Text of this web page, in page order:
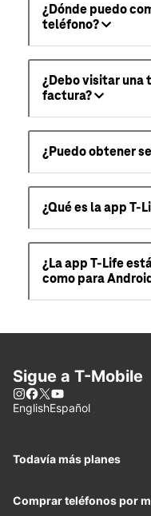
¿Dónde puedo
teléfono?
¿Debo visitar una
factura?
¿Puedo obtener
¿Qué es la app T-
¿La app T-Life
como para